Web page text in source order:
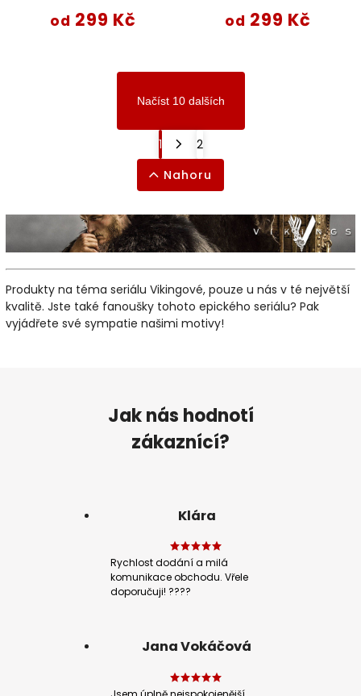
od 299 Kč od 299 Kč
Načíst 10 dalších
1
2
Nahoru
Produkty na téma seriálu Vikingové, pouze u nás v té největší
kvalitě. Jste také fanoušky tohoto epického seriálu? Pak
vyjádřete své sympatie našimi motivy!
Jak nás hodnotí
zákaznící?
Klára
Rychlost dodání a milá
komunikace obchodu. Vřele
doporučuji! ????
Jana Vokáčová